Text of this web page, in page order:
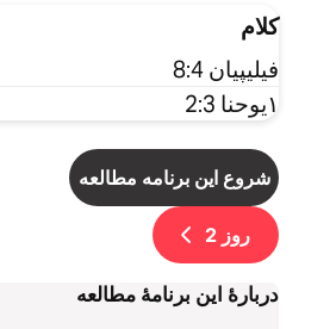
کلام
فیلیپیان 8:4
۱یوحنا 2:3
شروع این برنامه مطالعه
روز 2
دربارۀ اين برنامۀ مطالعه